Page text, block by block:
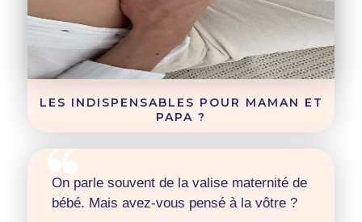
LES INDISPENSABLES POUR MAMAN ET
PAPA ?
On parle souvent de la valise maternité de
bébé. Mais avez-vous pensé à la vôtre ?